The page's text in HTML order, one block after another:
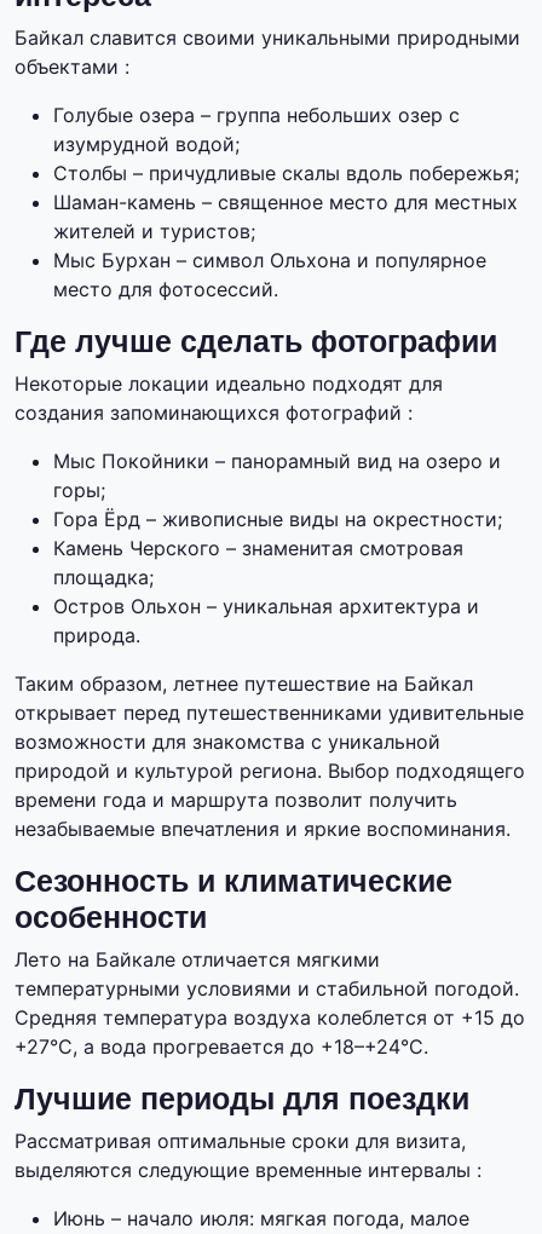
Байкал славится своими уникальными природными
объектами :
Голубые озера – группа небольших озер с
изумрудной водой;
Столбы – причудливые скалы вдоль побережья;
Шаман-камень – священное место для местных
жителей и туристов;
Мыс Бурхан – символ Ольхона и популярное
место для фотосессий.
Где лучше сделать фотографии
Некоторые локации идеально подходят для
создания запоминающихся фотографий :
Мыс Покойники – панорамный вид на озеро и
горы;
Гора Ёрд – живописные виды на окрестности;
Камень Черского – знаменитая смотровая
площадка;
Остров Ольхон – уникальная архитектура и
природа.
Таким образом, летнее путешествие на Байкал
открывает перед путешественниками удивительные
возможности для знакомства с уникальной
природой и культурой региона. Выбор подходящего
времени года и маршрута позволит получить
незабываемые впечатления и яркие воспоминания.
Сезонность и климатические
особенности
Лето на Байкале отличается мягкими
температурными условиями и стабильной погодой.
Средняя температура воздуха колеблется от +15 до
+27°C, а вода прогревается до +18–+24°C.
Лучшие периоды для поездки
Рассматривая оптимальные сроки для визита,
выделяются следующие временные интервалы :
Июнь – начало июля: мягкая погода, малое